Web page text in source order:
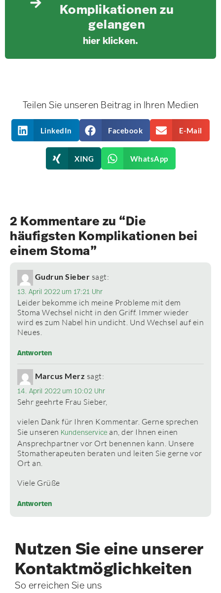
Komplikationen zu
gelangen
hier klicken.
Teilen Sie unseren Beitrag in Ihren Medien
LinkedIn Facebook E-Mail
XING WhatsApp
2 Kommentare zu “Die
häufigsten Komplikationen bei
einem Stoma”
Gudrun Sieber sagt:
13. April 2022 um 17:21 Uhr
Leider bekomme ich meine Probleme mit dem
Stoma Wechsel nicht in den Griff. Immer wieder
wird es zum Nabel hin undicht. Und Wechsel auf ein
Neues.
Antworten
Marcus Merz sagt:
14. April 2022 um 10:02 Uhr
Sehr geehrte Frau Sieber,
vielen Dank für Ihren Kommentar. Gerne sprechen
Sie unseren Kundenservice an, der Ihnen einen
Ansprechpartner vor Ort benennen kann. Unsere
Stomatherapeuten beraten und leiten Sie gerne vor
Ort an.
Viele Grüße
Antworten
Nutzen Sie eine unserer
Kontakt­möglichkeiten
So erreichen Sie uns